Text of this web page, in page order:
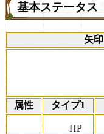
基本ステータス
矢印
属性 タイプ1
HP